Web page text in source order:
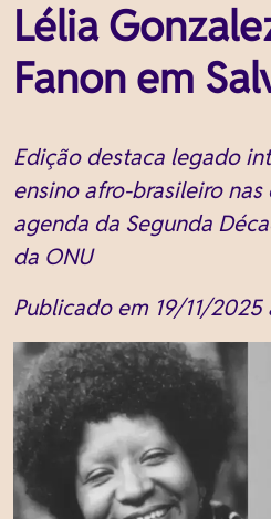
Lélia
Fanon em
Edição destaca legado
ensino afro-brasileiro nas
agenda da Segunda
da ONU
Publicado em 19/11/2025